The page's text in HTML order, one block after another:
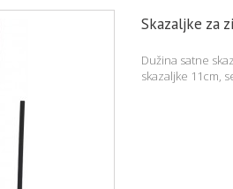
Skazaljke za
Dužina satne
skazaljke 11cm,